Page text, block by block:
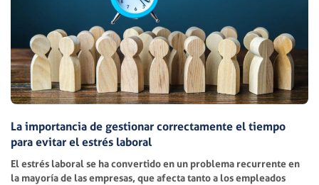
La importancia de gestionar correctamente el tiempo
para evitar el estrés laboral
El estrés laboral se ha convertido en un problema recurrente en
la mayoría de las empresas, que afecta tanto a los empleados